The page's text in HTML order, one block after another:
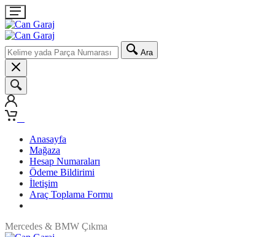
Ara
Anasayfa
Mağaza
Hesap Numaraları
Ödeme Bildirimi
İletişim
Araç Toplama Formu
Mercedes & BMW Çıkma